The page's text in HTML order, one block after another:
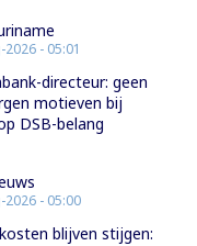
2026 - 05:01
directeur: geen
motieven bij
DSB-belang
2026 - 05:00
blijven stijgen: